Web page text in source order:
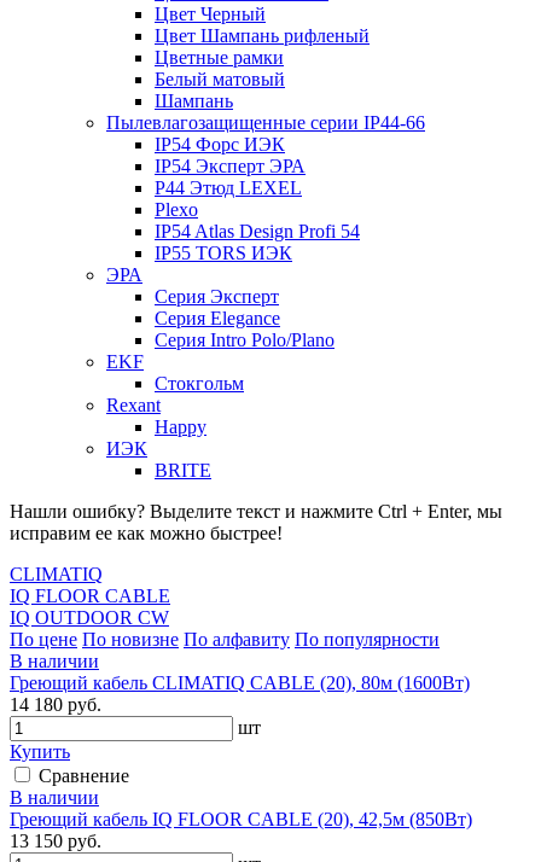
Цвет Черный
Цвет Шампань рифленый
Цветные рамки
Белый матовый
Шампань
Пылевлагозащищенные серии IP44-66
IP54 Форс ИЭК
IP54 Эксперт ЭРА
P44 Этюд LEXEL
Plexo
IP54 Atlas Design Profi 54
IP55 TORS ИЭК
ЭРА
Серия Эксперт
Серия Elegance
Серия Intro Polo/Plano
EKF
Стокгольм
Rexant
Happy
ИЭК
BRITE
Нашли ошибку? Выделите текст и нажмите Ctrl + Enter, мы
исправим ее как можно быстрее!
CLIMATIQ
IQ FLOOR CABLE
IQ OUTDOOR CW
По цене По новизне По алфавиту По популярности
В наличии
Греющий кабель CLIMATIQ CABLE (20), 80м (1600Вт)
14 180 руб.
шт
Купить
Сравнение
В наличии
Греющий кабель IQ FLOOR CABLE (20), 42,5м (850Вт)
13 150 руб.